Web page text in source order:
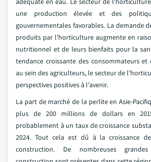
une production élevée et des
gouvernementales favorables. La demande
produits par l'horticulture augmente en
nutritionnel et de leurs bienfaits pour la
tendance croissante des consommateurs
au sein des agriculteurs, le secteur de
perspectives positives à l'avenir.
La part de marché de la perlite en Asie-
plus de 200 millions de dollars en
probablement à un taux de croissance
2024. Tout cela est dû à la croissance
construction. De nombreuses